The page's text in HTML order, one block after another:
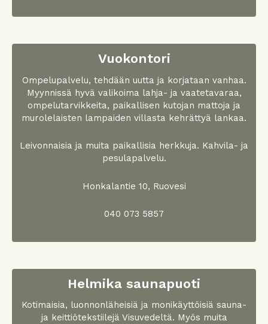
Vuokontori
Ompelupalvelu, tehdään uutta ja korjataan vanhaa.
Myynnissä hyvä valikoima lahja- ja vaatetavaraa,
ompelutarvikkeita, paikallisen kutojan mattoja ja
murolelaisten lampaiden villasta kehrättyä lankaa.
Leivonnaisia ja muita paikallisia herkkuja. Kahvila- ja
pesulapalvelu.
Honkalantie 10, Ruovesi
040 073 5857
Helmika saunapuoti
Kotimaisia, luonnonläheisiä ja monikäyttöisiä sauna-
ja keittiötekstiilejä Visuvedeltä. Myös muita